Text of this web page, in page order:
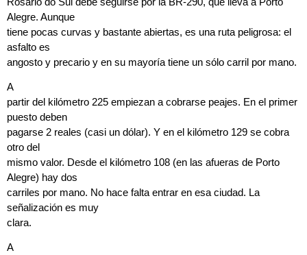
Alegre. Aunque
tiene pocas curvas y bastante abiertas, es una ruta peligrosa: el
asfalto es
angosto y precario y en su mayoría tiene un sólo carril por mano.
A
partir del kilómetro 225 empiezan a cobrarse peajes. En el primer
puesto deben
pagarse 2 reales (casi un dólar). Y en el kilómetro 129 se cobra
otro del
mismo valor. Desde el kilómetro 108 (en las afueras de Porto
Alegre) hay dos
carriles por mano. No hace falta entrar en esa ciudad. La
señalización es muy
clara.
A